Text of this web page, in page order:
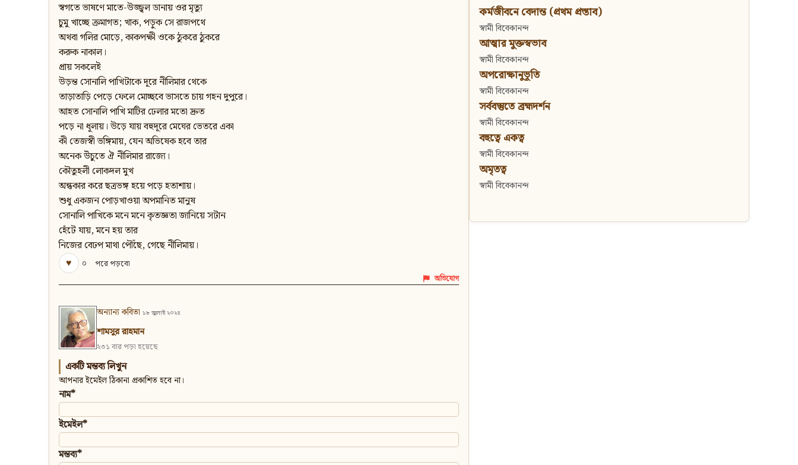
স্বগতে ভাষণে মাতে-উজ্জ্বল ডানায় ওর মৃত্যু
চুমু খাচ্ছে ক্রমাগত; খাক, পড়ুক সে রাজপথে
অথবা গলির মোড়ে, কাকপক্ষী ওকে ঠুকরে ঠুকরে
করুক নাকাল।
প্রায় সকলেই
উড়ন্ত সোনালি পাখিটাকে দূরে নীলিমার থেকে
তাড়াতাড়ি পেড়ে ফেলে মোচ্ছবে ভাসতে চায় গহন দুপুরে।
আহত সোনালি পাখি মাটির ঢেলার মতো দ্রুত
পড়ে না ধূলায়। উড়ে যায় বহুদূরে মেঘের ভেতরে একা
কী তেজস্বী ভঙ্গিমায়, যেন অভিষেক হবে তার
অনেক উঁচুতে ঐ নীলিমার রাজ্যে।
কৌতুহলী লোকদল মুখ
অন্ধকার করে ছত্রভঙ্গ হয়ে পড়ে হতাশায়।
শুধু একজন পোড়খাওয়া অপমানিত মানুষ
সোনালি পাখিকে মনে মনে কৃতজ্ঞতা জানিয়ে সটান
হেঁটে যায়, মনে হয় তার
নিজের বেঢপ মাথা পৌঁছে, গেছে নীলিমায়।
♥
০ পরে পড়বো
অভিযোগ
অন্যান্য কবিতা ১৮ জুলাই ২০২৪
শামসুর রাহমান
২৩১ বার পড়া হয়েছে
একটি মন্তব্য লিখুন
আপনার ইমেইল ঠিকানা প্রকাশিত হবে না।
নাম*
ইমেইল*
মন্তব্য*
কর্মজীবনে বেদান্ত (প্রথম প্রস্তাব)
স্বামী বিবেকানন্দ
আত্মার মুক্তস্বভাব
স্বামী বিবেকানন্দ
অপরোক্ষানুভূতি
স্বামী বিবেকানন্দ
সর্ববস্তুতে ব্রহ্মদর্শন
স্বামী বিবেকানন্দ
বহুত্বে একত্ব
স্বামী বিবেকানন্দ
অমৃতত্ব
স্বামী বিবেকানন্দ